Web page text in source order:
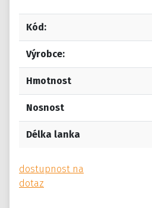
Kód:
Výrobce:
Hmotnost
Nosnost
Délka lanka
dostupnost na
dotaz